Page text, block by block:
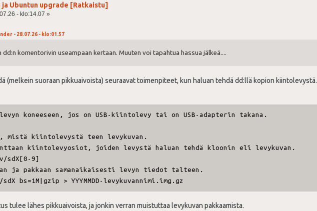
ja Ubuntun upgrade [Ratkaistu]
- klo:14.07 »
- 28.07.26 - klo:01.57
komentorivin useampaan kertaan. Muuten voi tapahtua hassua jälkeä....
(melkein suoraan pikkuaivoista) seuraavat toimenpiteet, kun haluan tehdä dd:llä kopion kiintolevystä.
koneeseen, jos on USB-kiintolevy tai on USB-adapterin takana.
kiintolevystä teen levykuvan.
kiintolevyosiot, joiden levystä haluan tehdä kloonin eli levykuvan.
sdX[0-9]
ja pakkaan samanaikaisesti levyn tiedot talteen.
bs=1M|gzip > YYYMMDD-levykuvannimi.img.gz
tulee lähes pikkuaivoista, ja jonkin verran muistuttaa levykuvan pakkaamista.